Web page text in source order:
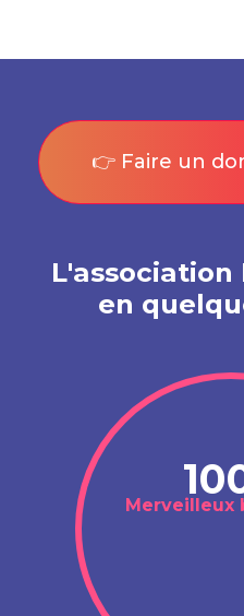
👉 Faire un
L'association
en
Merveilleux